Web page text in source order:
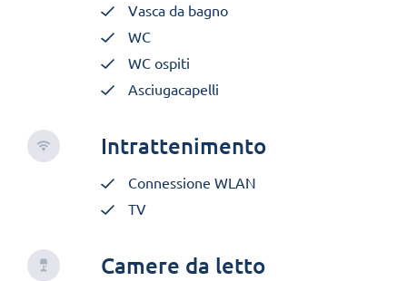
Vasca da bagno
WC
WC ospiti
Asciugacapelli
Intrattenimento
Connessione WLAN
TV
Camere da letto